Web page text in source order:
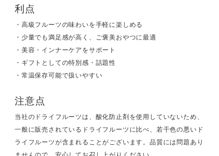
利点
・高級フルーツの味わいを手軽に楽しめる
・少量でも満足感が高く、ご褒美おやつに最適
・美容・インナーケアをサポート
・ギフトとしての特別感・話題性
・常温保存可能で扱いやすい
注意点
当社のドライフルーツは、酸化防止剤を使用していないため、
一般に販売されているドライフルーツに比べ、若干色の悪いド
ライフルーツが含まれることがございます。品質には問題あり